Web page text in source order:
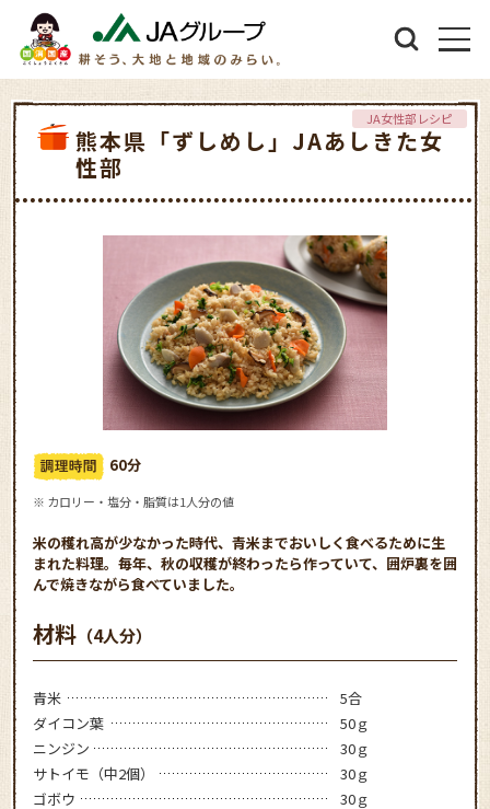
熊本県「ずしめし」JAあしきた女
性部
JA女性部レシピ
60分
※ カロリー・塩分・脂質は1人分の値
米の穫れ高が少なかった時代、青米までおいしく食べるために生
まれた料理。毎年、秋の収穫が終わったら作っていて、囲炉裏を囲
んで焼きながら食べていました。
材料 （4人分）
青米
5合
ダイコン葉
50ｇ
ニンジン
30ｇ
サトイモ（中2個）
30ｇ
ゴボウ
30ｇ